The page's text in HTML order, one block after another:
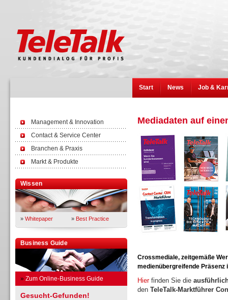
Start News Job &
Management & Innovation
Contact & Service Center
Branchen & Praxis
Markt & Produkte
Wissen
» Whitepaper » Best Practice
Business Guide
» Zum Online-Business Guide
Gesucht-Gefunden!
Mediadaten auf
Crossmediale, zeitgemäße
medienübergreifende Präsenz
Hier finden Sie die
den TeleTalk-Marktführer